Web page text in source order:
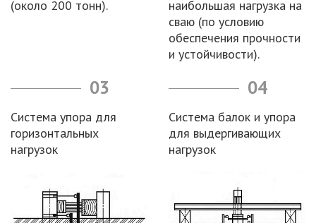
(около 200 тонн).
наибольшая нагрузка на
сваю (по условию
обеспечения прочности
и устойчивости).
03
Система упора для
горизонтальных
нагрузок
04
Система балок и упора
для выдергивающих
нагрузок